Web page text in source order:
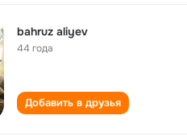
bahruz aliyev
44 года
Добавить в друзья